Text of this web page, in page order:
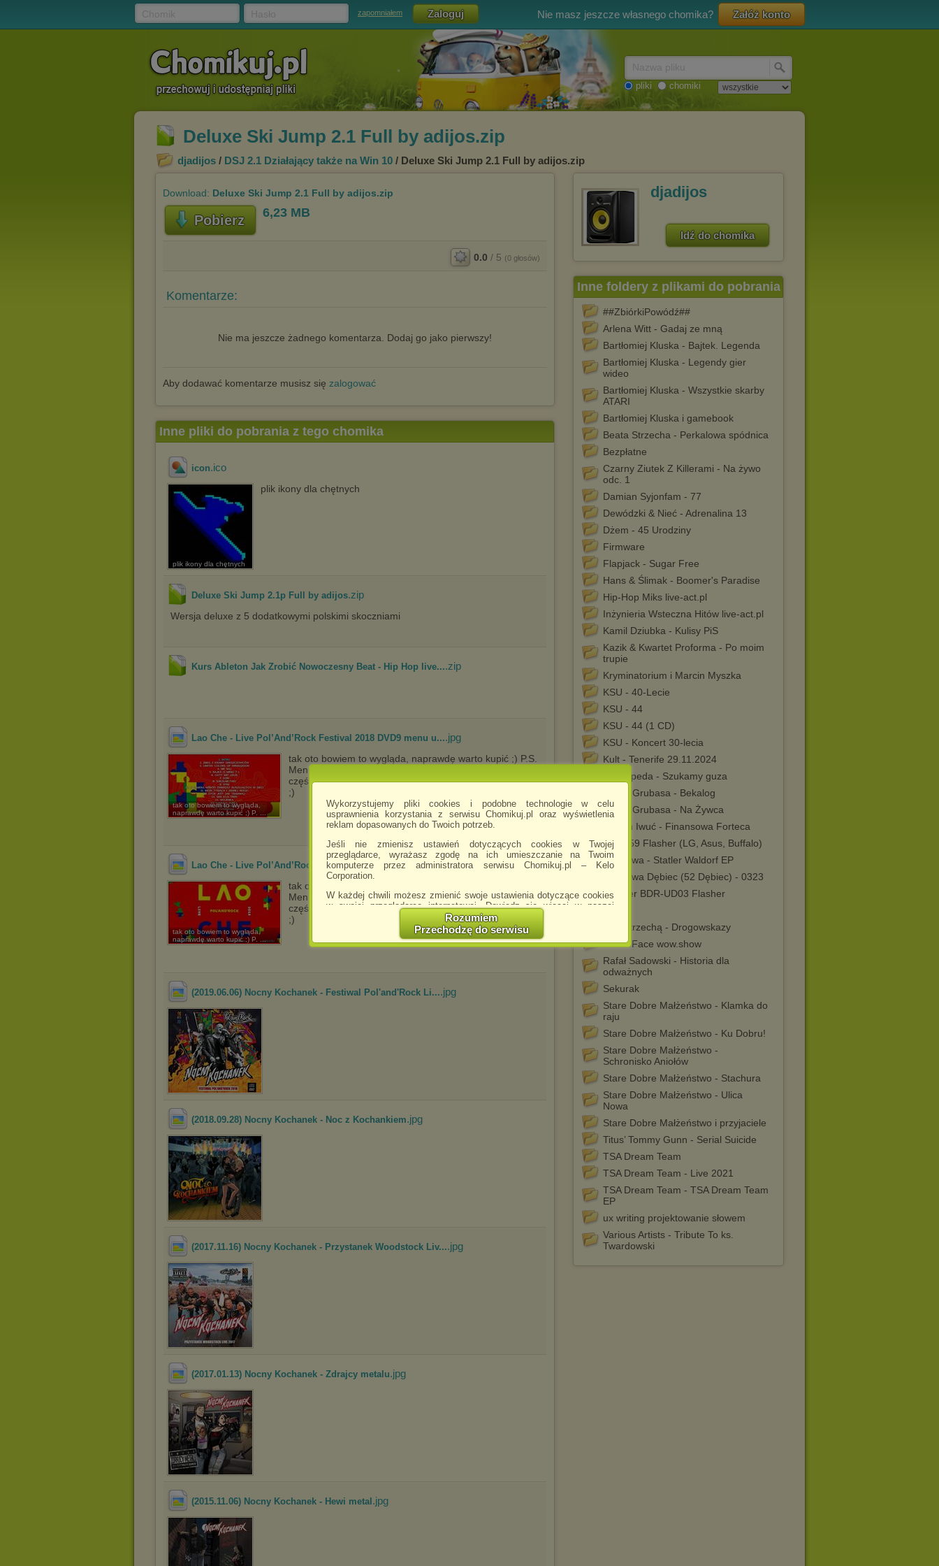
Wykorzystujemy pliki cookies i podobne technologie w celu
usprawnienia korzystania z serwisu Chomikuj.pl oraz wyświetlenia
reklam dopasowanych do Twoich potrzeb.
Jeśli nie zmienisz ustawień dotyczących cookies w Twojej
przeglądarce, wyrażasz zgodę na ich umieszczanie na Twoim
komputerze przez administratora serwisu Chomikuj.pl – Kelo
Corporation.
W każdej chwili możesz zmienić swoje ustawienia dotyczące cookies
w swojej przeglądarce internetowej. Dowiedz się więcej w naszej
http://chomikuj.pl/PolitykaPrywatnosci.aspx
Jednocześnie informujemy że zmiana ustawień przeglądarki może
spowodować ograniczenie korzystania ze strony Chomikuj.pl.
W przypadku braku twojej zgody na akceptację cookies niestety
Wykorzystanie plików cookies
Zaufanych Partnerów
(dostosowanie reklam do Twoich potrzeb, analiza skuteczności działań
Wyrażenie sprzeciwu spowoduje, że wyświetlana Ci reklama nie
będzie dopasowana do Twoich preferencji, a będzie to reklama
Istnieje możliwość zmiany ustawień przeglądarki internetowej w
urządzeniu końcowym. Można również usunąć pliki cookies,
dokonując odpowiednich zmian w ustawieniach przeglądarki
internetowej.
Pełną informację na ten temat znajdziesz pod adresem
Rozumiem
Przechodzę do serwisu
zapomniałem Nie masz jeszcze własnego chomika? Załóż konto
pliki chomiki
Deluxe Ski Jump 2.1 Full by adijos.zip
djadijos / DSJ 2.1 Działający także na Win 10 / Deluxe Ski Jump 2.1 Full by adijos.zip
Download: Deluxe Ski Jump 2.1 Full by adijos.zip
Pobierz 6,23 MB
0.0 / 5 (0 głosów)
Komentarze:
Nie ma jeszcze żadnego komentarza. Dodaj go jako pierwszy!
Aby dodawać komentarze musisz się zalogować
djadijos
Idź do chomika
Inne foldery z plikami do pobrania
##ZbiórkiPowódź##
Arlena Witt - Gadaj ze mną
Bartłomiej Kluska - Bajtek. Legenda
Bartłomiej Kluska - Legendy gier
wideo
Bartłomiej Kluska - Wszystkie skarby
ATARI
Bartłomiej Kluska i gamebook
Beata Strzecha - Perkalowa spódnica
Bezpłatne
Czarny Ziutek Z Killerami - Na żywo
odc. 1
Damian Syjonfam - 77
Dewódzki & Nieć - Adrenalina 13
Dżem - 45 Urodziny
Firmware
Flapjack - Sugar Free
Hans & Ślimak - Boomer's Paradise
Hip-Hop Miks live-act.pl
Inżynieria Wsteczna Hitów live-act.pl
Kamil Dziubka - Kulisy PiS
Kazik & Kwartet Proforma - Po moim
trupie
Kryminatorium i Marcin Myszka
KSU - 40-Lecie
KSU - 44
KSU - 44 (1 CD)
KSU - Koncert 30-lecia
Kult - Tenerife 29.11.2024
Luxtorpeda - Szukamy guza
Łydka Grubasa - Bekalog
Łydka Grubasa - Na Żywca
Marcin Iwuć - Finansowa Forteca
MT1959 Flasher (LG, Asus, Buffalo)
Pięć Dwa - Statler Waldorf EP
Pięć Dwa Dębiec (52 Dębiec) - 0323
Pioneer BDR-UD03 Flasher
Pod Strzechą - Drogowskazy
Poker Face wow.show
Rafał Sadowski - Historia dla
odważnych
Sekurak
Stare Dobre Małżeństwo - Klamka do
raju
Stare Dobre Małżeństwo - Ku Dobru!
Stare Dobre Małżeństwo -
Schronisko Aniołów
Stare Dobre Małżeństwo - Stachura
Stare Dobre Małżeństwo - Ulica
Nowa
Stare Dobre Małżeństwo i przyjaciele
Titus’ Tommy Gunn - Serial Suicide
TSA Dream Team
TSA Dream Team - Live 2021
TSA Dream Team - TSA Dream Team
EP
ux writing projektowanie słowem
Various Artists - Tribute To ks.
Twardowski
Inne pliki do pobrania z tego chomika
icon.ico
plik ikony dla chętnych
plik ikony dla chętnych
Deluxe Ski Jump 2.1p Full by adijos.zip
Wersja deluxe z 5 dodatkowymi polskimi skoczniami
Kurs Ableton Jak Zrobić Nowoczesny Beat - Hip Hop live....zip
Lao Che - Live Pol’And’Rock Festival 2018 DVD9 menu u....jpg
tak oto bowiem to wygląda,
naprawdę warto kupić ;) P. ...
tak oto bowiem to wygląda, naprawdę warto kupić ;) P.S.
Menu jest tak naprawdę animowane, na screenie widać
część, brak kilku elementów, które są fajnie przemyślane
;)
Lao Che - Live Pol’And’Rock Festival 2018 DVD9 menu g....jpg
tak oto bowiem to wygląda,
naprawdę warto kupić ;) P. ...
tak oto bowiem to wygląda, naprawdę warto kupić ;) P.S.
Menu jest tak naprawdę animowane, na screenie widać
część, brak kilku elementów, które są fajnie przemyślane
;)
(2019.06.06) Nocny Kochanek - Festiwal Pol'and'Rock Li....jpg
(2018.09.28) Nocny Kochanek - Noc z Kochankiem.jpg
(2017.11.16) Nocny Kochanek - Przystanek Woodstock Liv....jpg
(2017.01.13) Nocny Kochanek - Zdrajcy metalu.jpg
(2015.11.06) Nocny Kochanek - Hewi metal .jpg